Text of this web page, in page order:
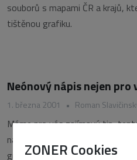
ZONER Cookies
souborů s mapami ČR a krajů,
tištěnou grafiku.
Neónový nápis nejen pro
1. března 2001 • Roman
Máme pro vás zajímavý tip,
nápisu pomocí vzájemného
grafickém editoru. Neónový